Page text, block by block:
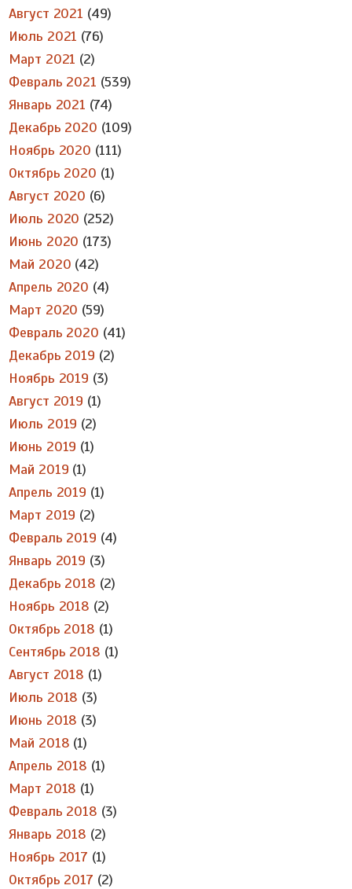
Август 2021 (49)
Июль 2021 (76)
Март 2021 (2)
Февраль 2021 (539)
Январь 2021 (74)
Декабрь 2020 (109)
Ноябрь 2020 (111)
Октябрь 2020 (1)
Август 2020 (6)
Июль 2020 (252)
Июнь 2020 (173)
Май 2020 (42)
Апрель 2020 (4)
Март 2020 (59)
Февраль 2020 (41)
Декабрь 2019 (2)
Ноябрь 2019 (3)
Август 2019 (1)
Июль 2019 (2)
Июнь 2019 (1)
Май 2019 (1)
Апрель 2019 (1)
Март 2019 (2)
Февраль 2019 (4)
Январь 2019 (3)
Декабрь 2018 (2)
Ноябрь 2018 (2)
Октябрь 2018 (1)
Сентябрь 2018 (1)
Август 2018 (1)
Июль 2018 (3)
Июнь 2018 (3)
Май 2018 (1)
Апрель 2018 (1)
Март 2018 (1)
Февраль 2018 (3)
Январь 2018 (2)
Ноябрь 2017 (1)
Октябрь 2017 (2)